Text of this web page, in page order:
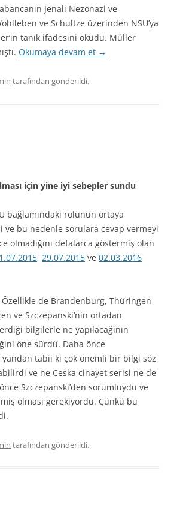
Jenalı Nezonazi ve
ve Schultze üzerinden NSU’ya
tanık ifadesini okudu. Müller
Okumaya devam et →
tarafından gönderildi.
için yine iyi sebepler sundu
bağlamındaki rolünün ortaya
ve bu nedenle sorulara cevap vermeyi
defalarca göstermiş olan
, 29.07.2015 ve 02.03.2016
Özellikle de Brandenburg, Thüringen
ve Szczepanski’nin ortadan
bilgilerle ne yapılacağının
öne sürdü. Daha önce
yandan tabii ki çok önemli bir bilgi söz
ve ne Ceska cinayet serisi ne de
Szczepanski’den sorumluydu ve
olması gerekiyordu. Çünkü bu
tarafından gönderildi.